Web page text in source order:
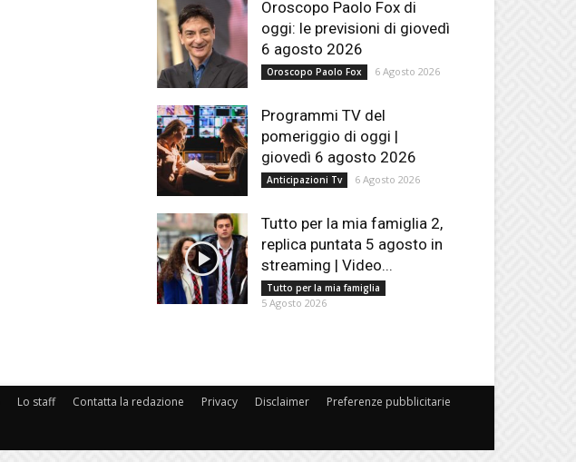
Oroscopo Paolo Fox di
oggi: le previsioni di giovedì
6 agosto 2026
Oroscopo Paolo Fox 6 Agosto 2026
Programmi TV del
pomeriggio di oggi |
giovedì 6 agosto 2026
Anticipazioni Tv 6 Agosto 2026
Tutto per la mia famiglia 2,
replica puntata 5 agosto in
streaming | Video...
Tutto per la mia famiglia
5 Agosto 2026
Lo staff Contatta la redazione Privacy Disclaimer Preferenze pubblicitarie